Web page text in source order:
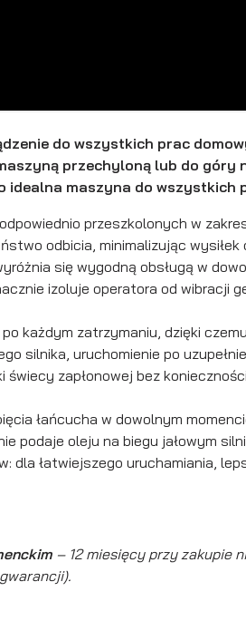
do wszystkich prac
przechyloną lub do góry
maszyna do wszystkich
przeszkolonych w
odbicia, minimalizując wysiłek
się wygodną obsługą w
izoluje operatora od wibracji
każdym zatrzymaniu, dzięki
silnika, uruchomienie po
zapłonowej bez
łańcucha w dowolnym
podaje oleju na biegu jałowym
łatwiejszego uruchamiania,
– 12 miesięcy przy zakupie